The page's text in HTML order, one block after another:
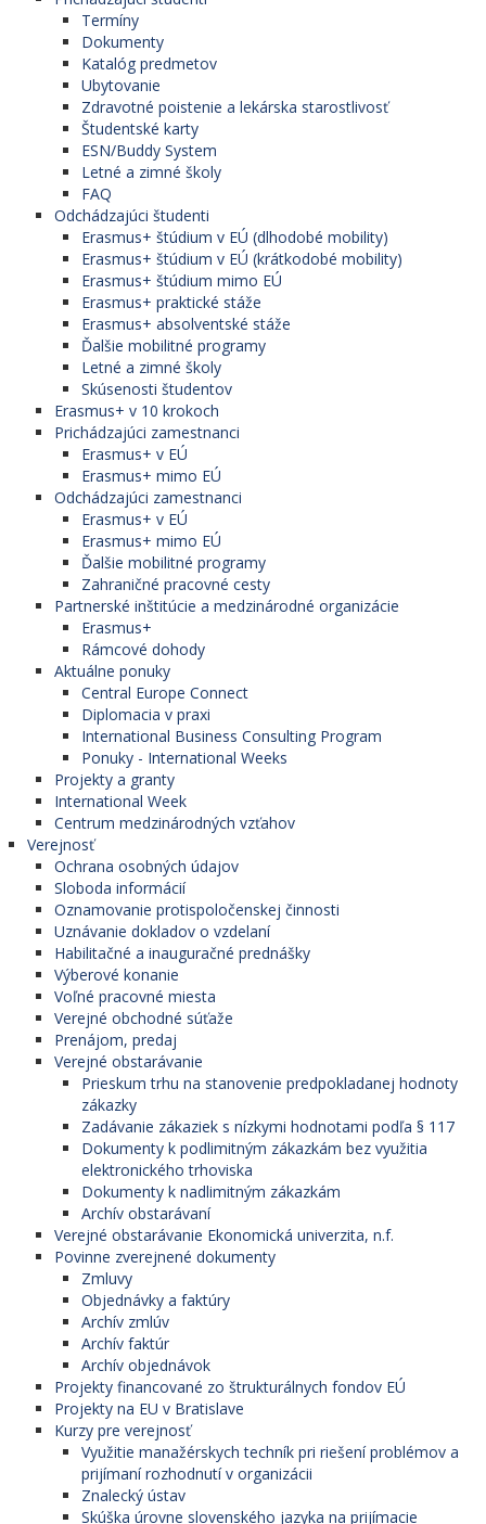
Termíny
Dokumenty
Katalóg predmetov
Ubytovanie
Zdravotné poistenie a lekárska starostlivosť
Študentské karty
ESN/Buddy System
Letné a zimné školy
FAQ
Odchádzajúci študenti
Erasmus+ štúdium v EÚ (dlhodobé mobility)
Erasmus+ štúdium v EÚ (krátkodobé mobility)
Erasmus+ štúdium mimo EÚ
Erasmus+ praktické stáže
Erasmus+ absolventské stáže
Ďalšie mobilitné programy
Letné a zimné školy
Skúsenosti študentov
Erasmus+ v 10 krokoch
Prichádzajúci zamestnanci
Erasmus+ v EÚ
Erasmus+ mimo EÚ
Odchádzajúci zamestnanci
Erasmus+ v EÚ
Erasmus+ mimo EÚ
Ďalšie mobilitné programy
Zahraničné pracovné cesty
Partnerské inštitúcie a medzinárodné organizácie
Erasmus+
Rámcové dohody
Aktuálne ponuky
Central Europe Connect
Diplomacia v praxi
International Business Consulting Program
Ponuky - International Weeks
Projekty a granty
International Week
Centrum medzinárodných vzťahov
Verejnosť
Ochrana osobných údajov
Sloboda informácií
Oznamovanie protispoločenskej činnosti
Uznávanie dokladov o vzdelaní
Habilitačné a inauguračné prednášky
Výberové konanie
Voľné pracovné miesta
Verejné obchodné súťaže
Prenájom, predaj
Verejné obstarávanie
Prieskum trhu na stanovenie predpokladanej hodnoty
zákazky
Zadávanie zákaziek s nízkymi hodnotami podľa § 117
Dokumenty k podlimitným zákazkám bez využitia
elektronického trhoviska
Dokumenty k nadlimitným zákazkám
Archív obstarávaní
Verejné obstarávanie Ekonomická univerzita, n.f.
Povinne zverejnené dokumenty
Zmluvy
Objednávky a faktúry
Archív zmlúv
Archív faktúr
Archív objednávok
Projekty financované zo štrukturálnych fondov EÚ
Projekty na EU v Bratislave
Kurzy pre verejnosť
Využitie manažérskych techník pri riešení problémov a
prijímaní rozhodnutí v organizácii
Znalecký ústav
Skúška úrovne slovenského jazyka na prijímacie